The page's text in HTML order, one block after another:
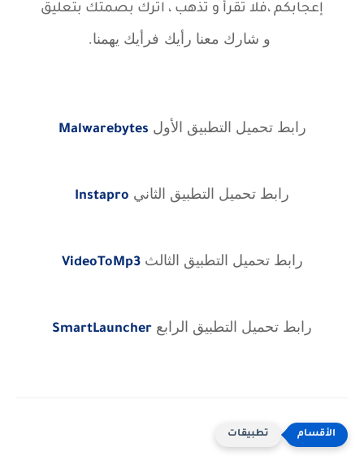
إعجابكم ،فلا تقرأ و تذهب ، اترك بصمتك بتعليق
و شارك معنا رأيك فرأيك يهمنا.
رابط تحميل التطبيق الأول Malwarebytes
رابط تحميل التطبيق الثاني Instapro
رابط تحميل التطبيق الثالثVideoToMp3
رابط تحميل التطبيق الرابع SmartLauncher
تطبيقات